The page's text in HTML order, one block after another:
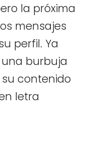
la próxima
mensajes
perfil. Ya
burbuja
contenido
letra